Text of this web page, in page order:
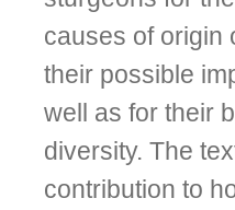
causes of origin
their possible
well as for their
diversity. The
contribution to